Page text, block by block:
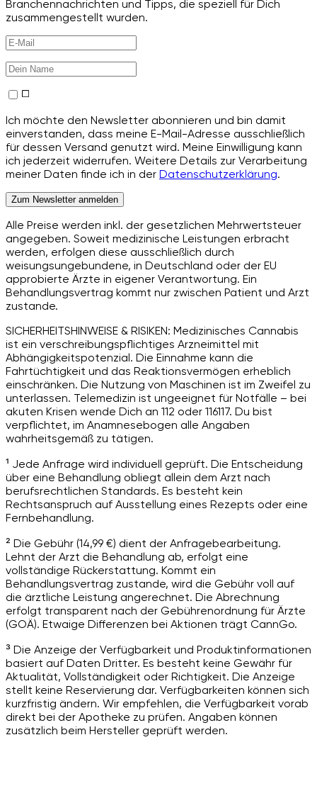
Branchennachrichten und Tipps, die speziell für Dich
zusammengestellt wurden.
Ich möchte den Newsletter abonnieren und bin damit
einverstanden, dass meine E-Mail-Adresse ausschließlich
für dessen Versand genutzt wird. Meine Einwilligung kann
ich jederzeit widerrufen. Weitere Details zur Verarbeitung
meiner Daten finde ich in der Datenschutzerklärung.
Zum Newsletter anmelden
Alle Preise werden inkl. der gesetzlichen Mehrwertsteuer
angegeben. Soweit medizinische Leistungen erbracht
werden, erfolgen diese ausschließlich durch
weisungsungebundene, in Deutschland oder der EU
approbierte Ärzte in eigener Verantwortung. Ein
Behandlungsvertrag kommt nur zwischen Patient und Arzt
zustande.
SICHERHEITSHINWEISE & RISIKEN: Medizinisches Cannabis
ist ein verschreibungspflichtiges Arzneimittel mit
Abhängigkeitspotenzial. Die Einnahme kann die
Fahrtüchtigkeit und das Reaktionsvermögen erheblich
einschränken. Die Nutzung von Maschinen ist im Zweifel zu
unterlassen. Telemedizin ist ungeeignet für Notfälle – bei
akuten Krisen wende Dich an 112 oder 116117. Du bist
verpflichtet, im Anamnesebogen alle Angaben
wahrheitsgemäß zu tätigen.
¹ Jede Anfrage wird individuell geprüft. Die Entscheidung
über eine Behandlung obliegt allein dem Arzt nach
berufsrechtlichen Standards. Es besteht kein
Rechtsanspruch auf Ausstellung eines Rezepts oder eine
Fernbehandlung.
² Die Gebühr (14,99 €) dient der Anfragebearbeitung.
Lehnt der Arzt die Behandlung ab, erfolgt eine
vollständige Rückerstattung. Kommt ein
Behandlungsvertrag zustande, wird die Gebühr voll auf
die ärztliche Leistung angerechnet. Die Abrechnung
erfolgt transparent nach der Gebührenordnung für Ärzte
(GOÄ). Etwaige Differenzen bei Aktionen trägt CannGo.
³ Die Anzeige der Verfügbarkeit und Produktinformationen
basiert auf Daten Dritter. Es besteht keine Gewähr für
Aktualität, Vollständigkeit oder Richtigkeit. Die Anzeige
stellt keine Reservierung dar. Verfügbarkeiten können sich
kurzfristig ändern. Wir empfehlen, die Verfügbarkeit vorab
direkt bei der Apotheke zu prüfen. Angaben können
zusätzlich beim Hersteller geprüft werden.